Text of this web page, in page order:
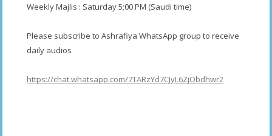
Weekly Majlis : Saturday 5;00 PM (Saudi time)
Please subscribe to Ashrafiya WhatsApp group to receive
daily audios
https://chat.whatsapp.com/7TARzYd7CJyL6ZjObdhwr2